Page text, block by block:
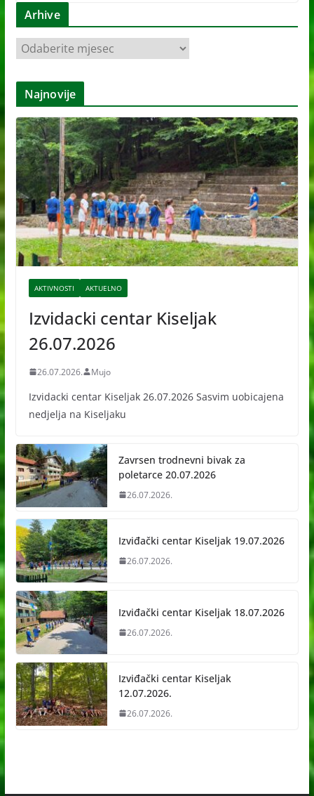
Arhive
r
h
v
e
Najnovije
AKTIVNOSTI AKTUELNO
Izvidacki centar Kiseljak
26.07.2026
26.07.2026. Mujo
Izvidacki centar Kiseljak 26.07.2026 Sasvim uobicajena
nedjelja na Kiseljaku
Zavrsen trodnevni bivak za
poletarce 20.07.2026
26.07.2026.
Izviđački centar Kiseljak 19.07.2026
26.07.2026.
Izviđački centar Kiseljak 18.07.2026
26.07.2026.
Izviđački centar Kiseljak
12.07.2026.
26.07.2026.